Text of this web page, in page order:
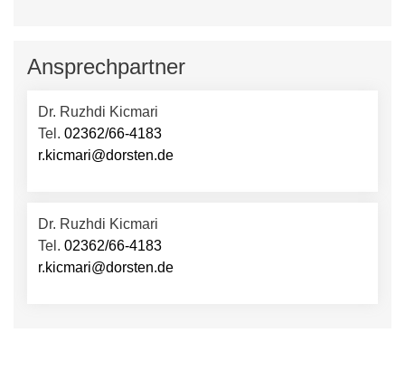
Ansprechpartner
Dr. Ruzhdi Kicmari
Tel. 02362/66-4183
r.kicmari@dorsten.de
Dr. Ruzhdi Kicmari
Tel. 02362/66-4183
r.kicmari@dorsten.de